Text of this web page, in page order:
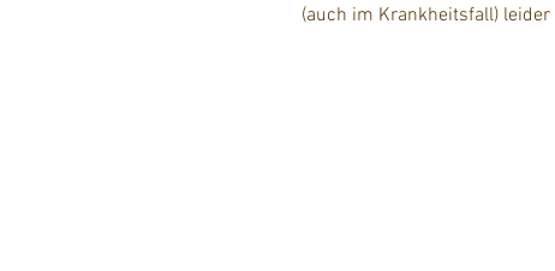
(auch im Krankheitsfall)